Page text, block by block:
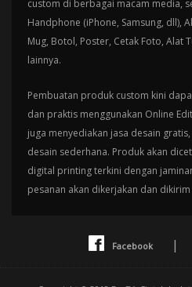
custom di berbagai macam media,
Handphone (iPhone, Samsung, dll),
Mug, Botol, Poster, Cetak Foto, Alat
lainnya.
Pembuatan produk custom kini
dan praktis menggunakan Online
juga menyediakan jasa desain
desain sederhana. Produk akan
digital printing terkini dengan
pesanan akan dikerjakan dan
Facebook |